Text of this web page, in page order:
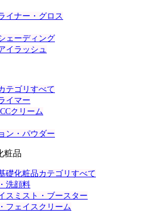
イナー・グロス
ェーディング
イラッシュ
テゴリすべて
イマー
クリーム
ン・パウダー
粧品
礎化粧品カテゴリすべて
洗顔料
スミスト・ブースター
フェイスクリーム